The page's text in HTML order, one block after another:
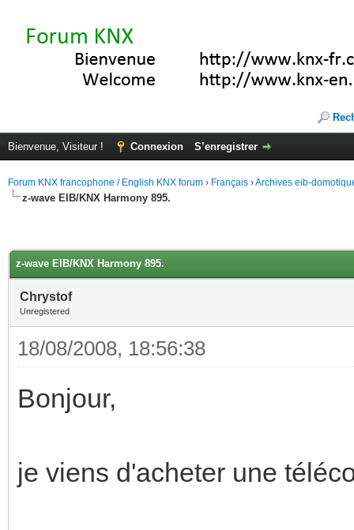
Bienvenue, Visiteur ! Connexion S’enregistrer
Forum KNX francophone / English KNX forum › Français ›Archives eib-
z-wave EIB/KNX Harmony 895.
z-wave EIB/KNX Harmony 895.
Chrystof
Unregistered
18/08/2008, 18:56:38
Bonjour,
je viens d'acheter une